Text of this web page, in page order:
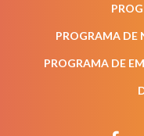
PROGRAMA DE
PROGRAMA DE